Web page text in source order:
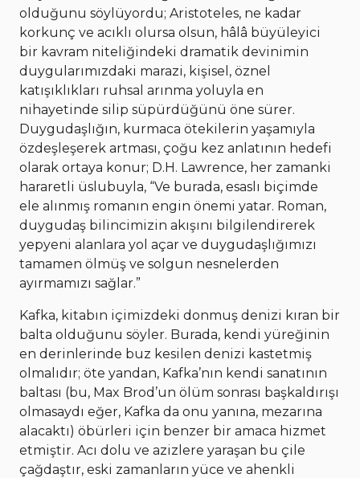
olduğunu söylüyordu; Aristoteles, ne kadar
korkunç ve acıklı olursa olsun, hâlâ büyüleyici
bir kavram niteliğindeki dramatik devinimin
duygularımızdaki marazi, kişisel, öznel
katışıklıkları ruhsal arınma yoluyla en
nihayetinde silip süpürdüğünü öne sürer.
Duygudaşlığın, kurmaca ötekilerin yaşamıyla
özdeşleşerek artması, çoğu kez anlatının hedefi
olarak ortaya konur; D.H. Lawrence, her zamanki
hararetli üslubuyla, “Ve burada, esaslı biçimde
ele alınmış romanın engin önemi yatar. Roman,
duygudaş bilincimizin akışını bilgilendirerek
yepyeni alanlara yol açar ve duygudaşlığımızı
tamamen ölmüş ve solgun nesnelerden
ayırmamızı sağlar.”
Kafka, kitabın içimizdeki donmuş denizi kıran bir
balta olduğunu söyler. Burada, kendi yüreğinin
en derinlerinde buz kesilen denizi kastetmiş
olmalıdır; öte yandan, Kafka’nın kendi sanatının
baltası (bu, Max Brod’un ölüm sonrası başkaldırışı
olmasaydı eğer, Kafka da onu yanına, mezarına
alacaktı) öbürleri için benzer bir amaca hizmet
etmiştir. Acı dolu ve azizlere yaraşan bu çile
çağdaştır, eski zamanların yüce ve ahenkli